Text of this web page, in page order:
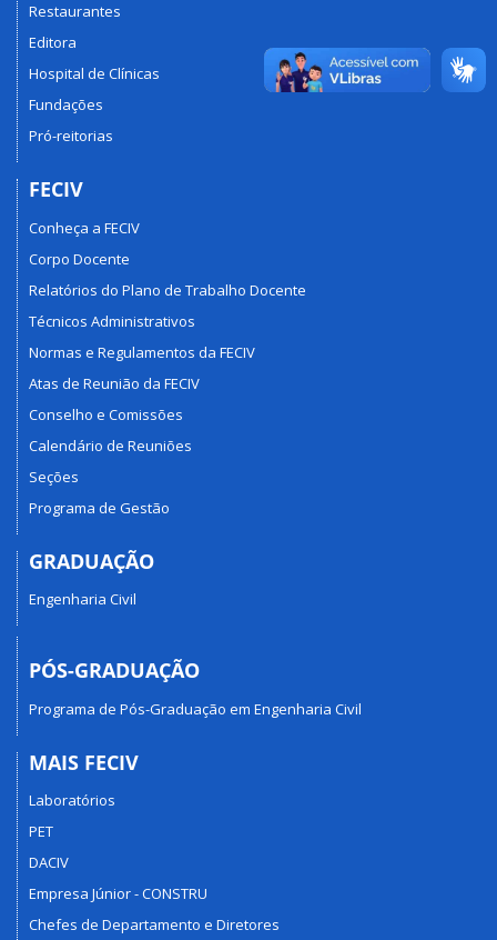
Restaurantes
Editora
Hospital de Clínicas
Fundações
Pró-reitorias
FECIV
Conheça a FECIV
Corpo Docente
Relatórios do Plano de Trabalho Docente
Técnicos Administrativos
Normas e Regulamentos da FECIV
Atas de Reunião da FECIV
Conselho e Comissões
Calendário de Reuniões
Seções
Programa de Gestão
GRADUAÇÃO
Engenharia Civil
PÓS-GRADUAÇÃO
Programa de Pós-Graduação em Engenharia Civil
MAIS FECIV
Laboratórios
PET
DACIV
Empresa Júnior - CONSTRU
Chefes de Departamento e Diretores